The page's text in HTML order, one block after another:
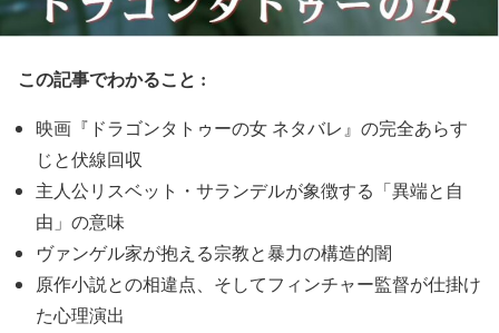
この記事でわかること :
映画『ドラゴンタトゥーの女 ネタバレ』の完全あらす
じと伏線回収
主人公リスベット・サランデルが象徴する「異端と自
由」の意味
ヴァンゲル家が抱える宗教と暴力の構造的闇
原作小説との相違点、そしてフィンチャー監督が仕掛け
た心理演出